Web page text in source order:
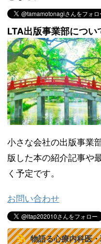
LTA出版事業部につい
小さな会社の出版事業
版した本の紹介記事や
く予定です。
お問い合わせ
物語る心療内科医